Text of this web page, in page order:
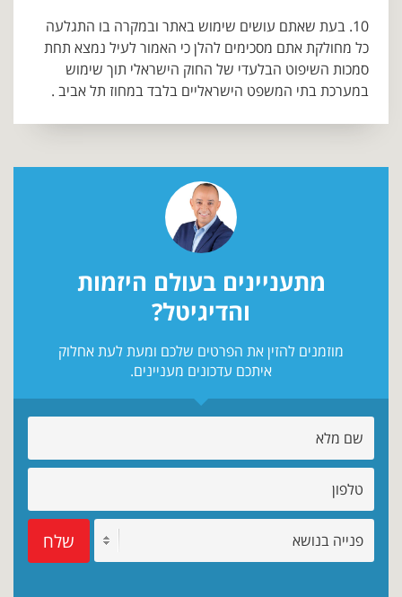
10. בעת שאתם עושים שימוש באתר ובמקרה בו התגלעה
כל מחולקת אתם מסכימים להלן כי האמור לעיל נמצא תחת
סמכות השיפוט הבלעדי של החוק הישראלי תוך שימוש
במערכת בתי המשפט הישראליים בלבד במחוז תל אביב .
מתעניינים בעולם היזמות
והדיגיטל?
מוזמנים להזין את הפרטים שלכם ומעת לעת אחלוק
איתכם עדכונים מעניינים.
שלח